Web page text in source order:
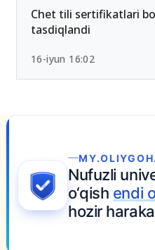
Chet tili sertifikatlari
tasdiqlandi
16-iyun 16:02
Nufuzli
o‘qish endi
hozir